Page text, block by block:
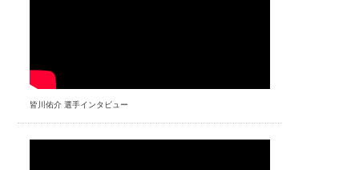
皆川佑介 選手インタビュー